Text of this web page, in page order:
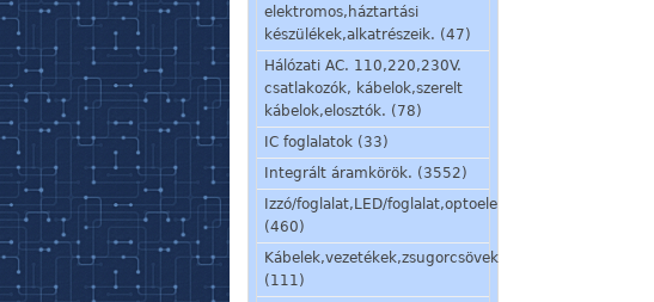
elektromos,háztartási
készülékek,alkatrészeik. (47)
Hálózati AC. 110,220,230V.
csatlakozók, kábelok,szerelt
kábelok,elosztók. (78)
IC foglalatok (33)
Integrált áramkörök. (3552)
Izzó/foglalat,LED/foglalat,optoelem,kijelző,jelzőlámpa.
(460)
Kábelek,vezetékek,zsugorcsövek,szigetelőcsövek.
(111)